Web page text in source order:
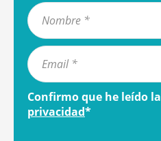
Confirmo que he leído la
privacidad*